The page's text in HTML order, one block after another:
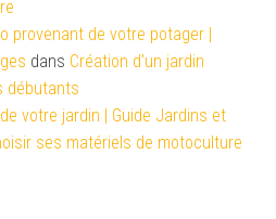
provenant de votre potager |
dans Création d’un jardin
débutants
votre jardin | Guide Jardins et
ses matériels de motoculture